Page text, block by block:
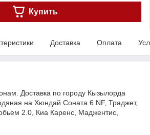
Купить
Доставка Оплата
Доставка по городу Кызылорда
на Хюндай Соната 6 NF, Траджет,
2.0, Киа Каренс, Маджентис,